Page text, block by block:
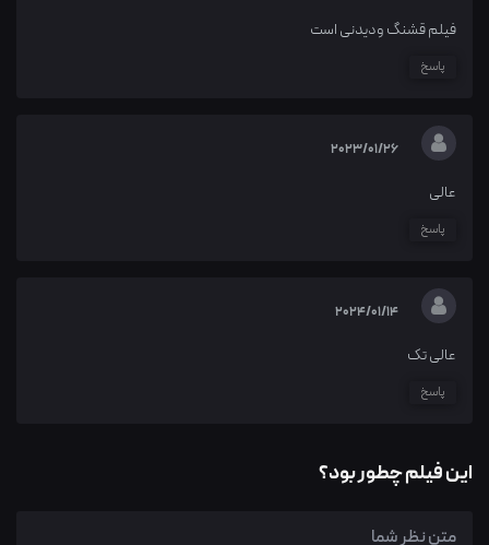
فیلم قشنگ ودیدنی است
پاسخ
2023/01/26
عالی
پاسخ
2024/01/14
عالی تک
پاسخ
این فیلم چطور بود؟